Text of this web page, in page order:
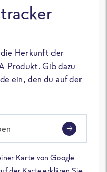
Herkunft der
Produkt. Gib dazu
ein, den du auf der
Karte von Google